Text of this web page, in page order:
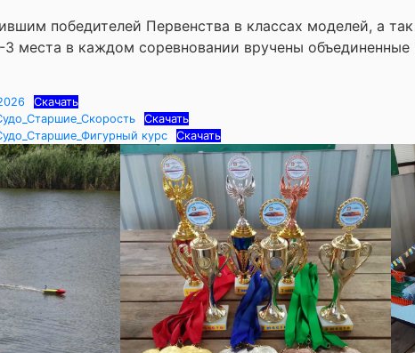
победителей Первенства в классах моделей, а
3 места в каждом соревновании вручены
Скачать
Скачать
курс
Скачать